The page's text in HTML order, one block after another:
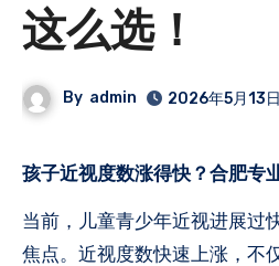
这么选！
By admin 2026年5月13日
孩子近视度数涨得快？合肥专
当前，儿童青少年近视进展过
焦点。近视度数快速上涨，不